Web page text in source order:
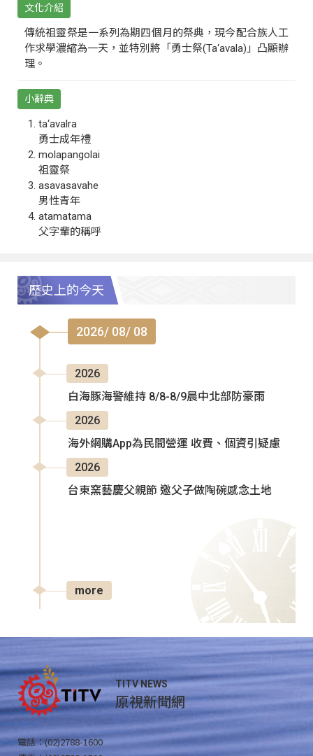
文化介紹
傳統祖靈祭是一系列為期四個月的祭典，現今配合族人工
作求學濃縮為一天，並特別將「勇士祭(Ta‘avala)」凸顯辦
理。
小辭典
ta‘avalra
勇士成年禮
molapangolai
祖靈祭
asavasavahe
男性青年
atamatama
父字輩的稱呼
歷史上的今天
2026/ 08/ 08
2026
白海豚海警維持 8/8-8/9晨中北部防豪雨
2026
海外網購App為民間營運 收費、個資引疑慮
2026
台東窯藝慶父親節 邀父子做陶碗感念土地
more
TITV NEWS
原視新聞網
電話：(02)2788-1600